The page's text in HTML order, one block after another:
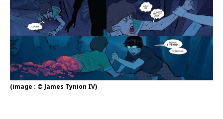
(image : © James Tynion IV)